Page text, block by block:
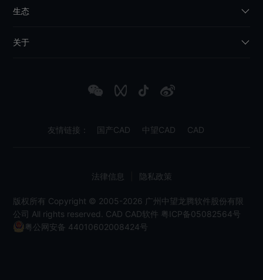
生态
关于
友情链接： 国产CAD 中望CAD CAD
版权所有 Copyright © 2005-2026 广州中望龙腾软件股份有限
公司 All rights reserved.
CAD CAD软件 粤ICP备05082564号
粤公网安备 44010602008424号
法律信息 隐私政策